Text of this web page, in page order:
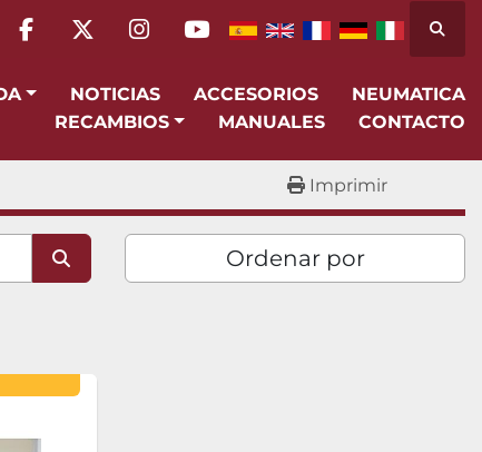
facebook
twitterinstagram
youtube
NOTICIAS ACCESORIOS
NEUMATICA
RECAMBIOS
MANUALES CONTACTO
Imprimir
Ordenar por